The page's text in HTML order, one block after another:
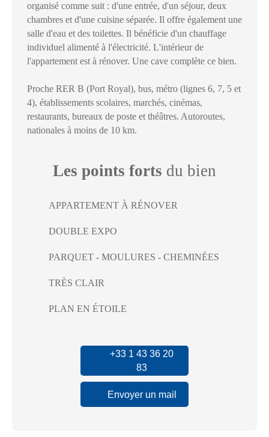
organisé comme suit : d'une entrée, d'un séjour, deux
chambres et d'une cuisine séparée. Il offre également une
salle d'eau et des toilettes. Il bénéficie d'un chauffage
individuel alimenté à l'électricité. L'intérieur de
l'appartement est à rénover. Une cave complète ce bien.
Proche RER B (Port Royal), bus, métro (lignes 6, 7, 5 et
4), établissements scolaires, marchés, cinémas,
restaurants, bureaux de poste et théâtres. Autoroutes,
nationales à moins de 10 km.
Les points forts du bien
APPARTEMENT À RÉNOVER
DOUBLE EXPO
PARQUET - MOULURES - CHEMINÉES
TRÈS CLAIR
PLAN EN ÉTOILE
+33 1 43 36 20
83
Envoyer un mail